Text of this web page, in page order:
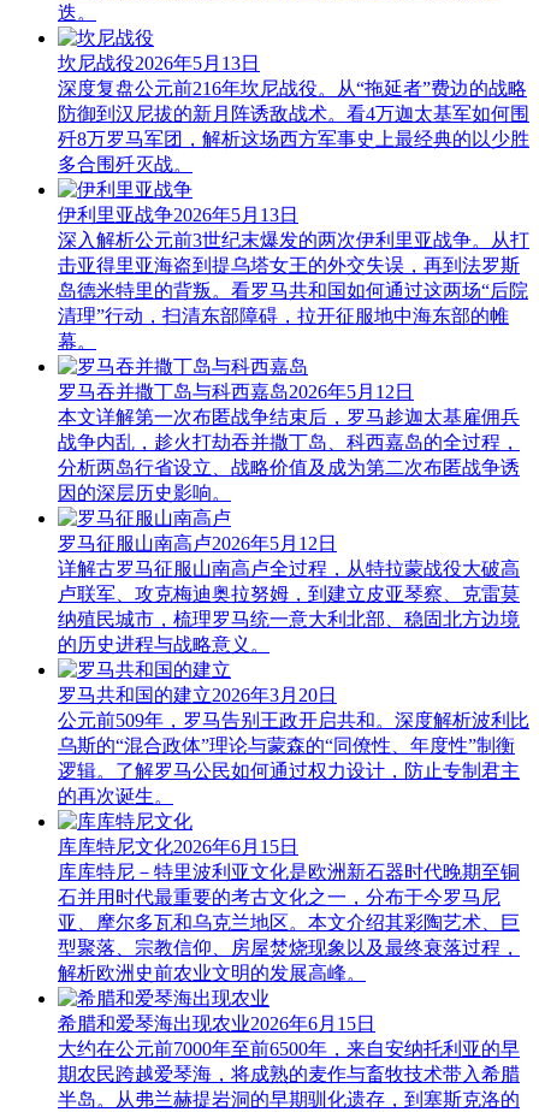
迭。
坎尼战役2026年5月13日
深度复盘公元前216年坎尼战役。从“拖延者”费边的战略
防御到汉尼拔的新月阵诱敌战术。看4万迦太基军如何围
歼8万罗马军团，解析这场西方军事史上最经典的以少胜
多合围歼灭战。
伊利里亚战争2026年5月13日
深入解析公元前3世纪末爆发的两次伊利里亚战争。从打
击亚得里亚海盗到提乌塔女王的外交失误，再到法罗斯
岛德米特里的背叛。看罗马共和国如何通过这两场“后院
清理”行动，扫清东部障碍，拉开征服地中海东部的帷
幕。
罗马吞并撒丁岛与科西嘉岛2026年5月12日
本文详解第一次布匿战争结束后，罗马趁迦太基雇佣兵
战争内乱，趁火打劫吞并撒丁岛、科西嘉岛的全过程，
分析两岛行省设立、战略价值及成为第二次布匿战争诱
因的深层历史影响。
罗马征服山南高卢2026年5月12日
详解古罗马征服山南高卢全过程，从特拉蒙战役大破高
卢联军、攻克梅迪奥拉努姆，到建立皮亚琴察、克雷莫
纳殖民城市，梳理罗马统一意大利北部、稳固北方边境
的历史进程与战略意义。
罗马共和国的建立2026年3月20日
公元前509年，罗马告别王政开启共和。深度解析波利比
乌斯的“混合政体”理论与蒙森的“同僚性、年度性”制衡
逻辑。了解罗马公民如何通过权力设计，防止专制君主
的再次诞生。
库库特尼文化2026年6月15日
库库特尼－特里波利亚文化是欧洲新石器时代晚期至铜
石并用时代最重要的考古文化之一，分布于今罗马尼
亚、摩尔多瓦和乌克兰地区。本文介绍其彩陶艺术、巨
型聚落、宗教信仰、房屋焚烧现象以及最终衰落过程，
解析欧洲史前农业文明的发展高峰。
希腊和爱琴海出现农业2026年6月15日
大约在公元前7000年至前6500年，来自安纳托利亚的早
期农民跨越爱琴海，将成熟的麦作与畜牧技术带入希腊
半岛。从弗兰赫提岩洞的早期驯化遗存，到塞斯克洛的